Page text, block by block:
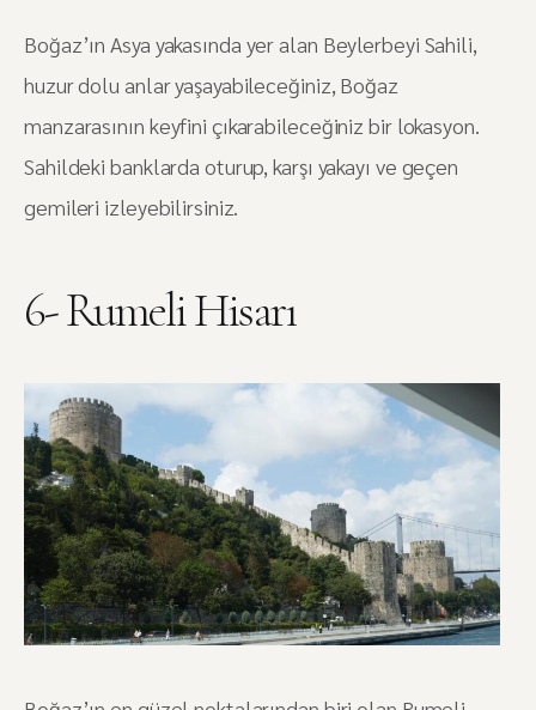
Boğaz’ın Asya yakasında yer alan Beylerbeyi Sahili,
huzur dolu anlar yaşayabileceğiniz, Boğaz
manzarasının keyfini çıkarabileceğiniz bir lokasyon.
Sahildeki banklarda oturup, karşı yakayı ve geçen
gemileri izleyebilirsiniz.
6- Rumeli Hisarı